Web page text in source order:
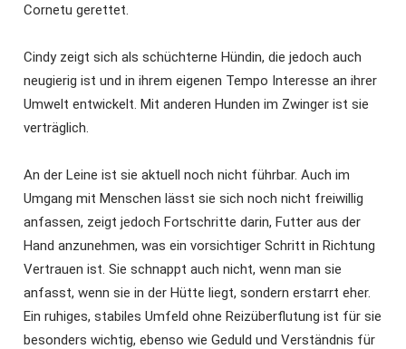
Cornetu gerettet.
Cindy zeigt sich als schüchterne Hündin, die jedoch auch
neugierig ist und in ihrem eigenen Tempo Interesse an ihrer
Umwelt entwickelt. Mit anderen Hunden im Zwinger ist sie
verträglich.
An der Leine ist sie aktuell noch nicht führbar. Auch im
Umgang mit Menschen lässt sie sich noch nicht freiwillig
anfassen, zeigt jedoch Fortschritte darin, Futter aus der
Hand anzunehmen, was ein vorsichtiger Schritt in Richtung
Vertrauen ist. Sie schnappt auch nicht, wenn man sie
anfasst, wenn sie in der Hütte liegt, sondern erstarrt eher.
Ein ruhiges, stabiles Umfeld ohne Reizüberflutung ist für sie
besonders wichtig, ebenso wie Geduld und Verständnis für